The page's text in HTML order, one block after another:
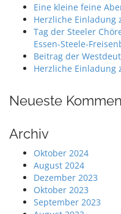
Eine kleine feine
Herzliche Einladung
Tag der Steeler
Essen-Steele-
Beitrag der
Herzliche Einladung
Neueste
Archiv
Oktober 2024
August 2024
Dezember 2023
Oktober 2023
September 2023